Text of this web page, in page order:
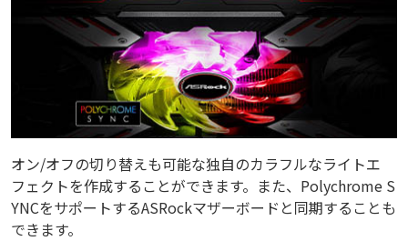
オン/オフの切り替えも可能な独自のカラフルなライトエ
フェクトを作成することができます。また、Polychrome S
YNCをサポートするASRockマザーボードと同期することも
できます。